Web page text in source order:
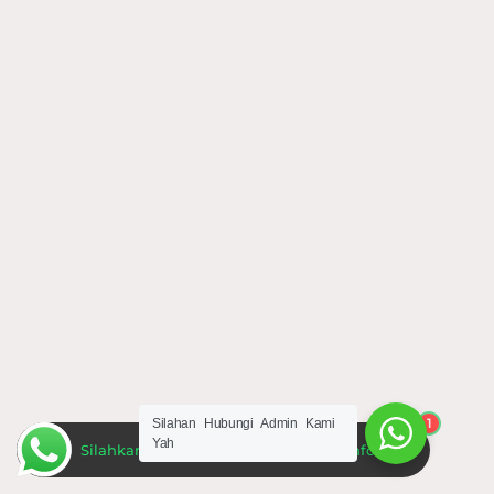
Silahan Hubungi Admin Kami
Yah
1
Silahkan Hubungi Admin Untuk Informasi